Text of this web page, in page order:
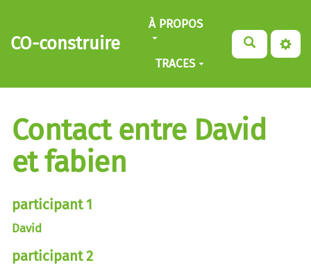
Aller au contenu principal
CO-construire
À PROPOS
TRACES
Contact entre David
et fabien
participant 1
David
participant 2